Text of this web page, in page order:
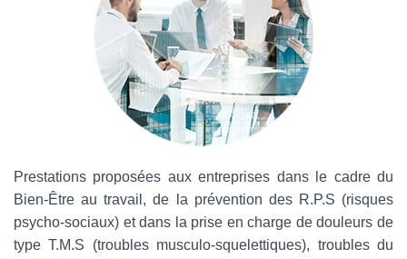
Prestations proposées aux entreprises dans le cadre du
Bien-Être au travail, de la prévention des R.P.S (risques
psycho-sociaux) et dans la prise en charge de douleurs de
type T.M.S (troubles musculo-squelettiques), troubles du